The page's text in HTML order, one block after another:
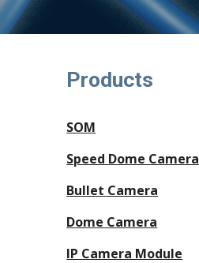
Products
SOM
Speed Dome Camera
Bullet Camera
Dome Camera
IP Camera Module